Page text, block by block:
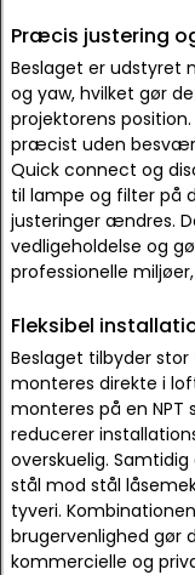
Præcis justering
Beslaget er udstyret
og yaw, hvilket gør
projektorens
præcist uden
Quick connect og
til lampe og filter på
justeringer ændres.
vedligeholdelse og
professionelle
Fleksibel
Beslaget tilbyder
monteres direkte i
monteres på en NPT
reducerer
overskuelig.
stål mod stål
tyveri.
brugervenlighed gør
kommercielle og